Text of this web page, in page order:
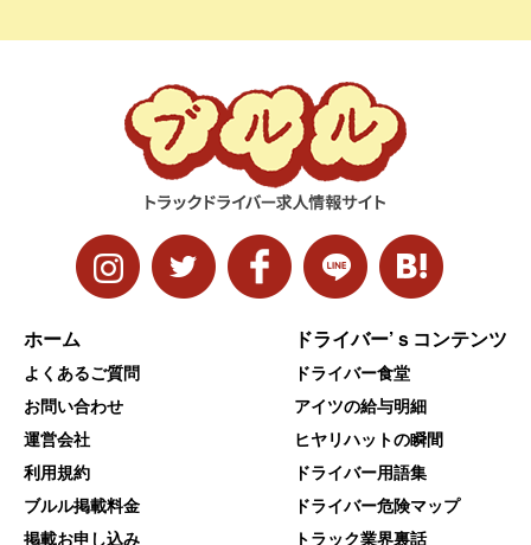
ホーム
よくあるご質問
お問い合わせ
運営会社
利用規約
ブルル掲載料金
掲載お申し込み
ドライバー’ｓコンテンツ
ドライバー食堂
アイツの給与明細
ヒヤリハットの瞬間
ドライバー用語集
ドライバー危険マップ
トラック業界裏話